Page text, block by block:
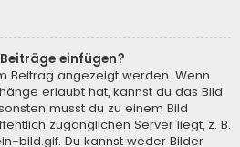
einfügen?
Beitrag angezeigt werden. Wenn
erlaubt hat, kannst du das Bild
musst du zu einem Bild
zugänglichen Server liegt, z. B.
bild.gif. Du kannst weder Bilder